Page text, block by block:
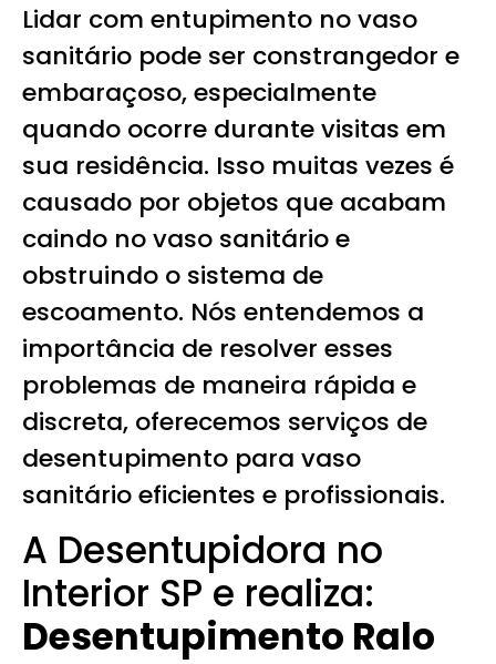
Lidar com entupimento no vaso
sanitário pode ser constrangedor e
embaraçoso, especialmente
quando ocorre durante visitas em
sua residência. Isso muitas vezes é
causado por objetos que acabam
caindo no vaso sanitário e
obstruindo o sistema de
escoamento. Nós entendemos a
importância de resolver esses
problemas de maneira rápida e
discreta, oferecemos serviços de
desentupimento para vaso
sanitário eficientes e profissionais.
A Desentupidora no
Interior SP e realiza:
Desentupimento Ralo